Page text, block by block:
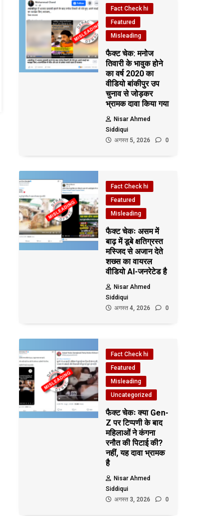
Fact Check hi
Featured
Misleading
फैक्ट चेक: मनोज
तिवारी के भावुक होने
का वर्ष 2020 का
वीडियो बांकीपुर उप
चुनाव से जोड़कर
भ्रामक दावा किया गया
Nisar Ahmed
Siddiqui
अगस्त 5, 2026
0
Fact Check hi
Featured
Misleading
फैक्ट चेकः असम में
बाढ़ में डूबे क्षतिग्रस्त
मस्जिद से अजान देते
शख्स का वायरल
वीडियो AI-जनरेटेड है
Nisar Ahmed
Siddiqui
अगस्त 4, 2026
0
Fact Check hi
Featured
Misleading
Uncategorized
फैक्ट चेकः क्या Gen-
Z पर टिप्पणी के बाद
महिलाओं ने कंगना
रनौत की पिटाई की?
नहीं, यह दावा भ्रामक
है
Nisar Ahmed
Siddiqui
अगस्त 3, 2026
0